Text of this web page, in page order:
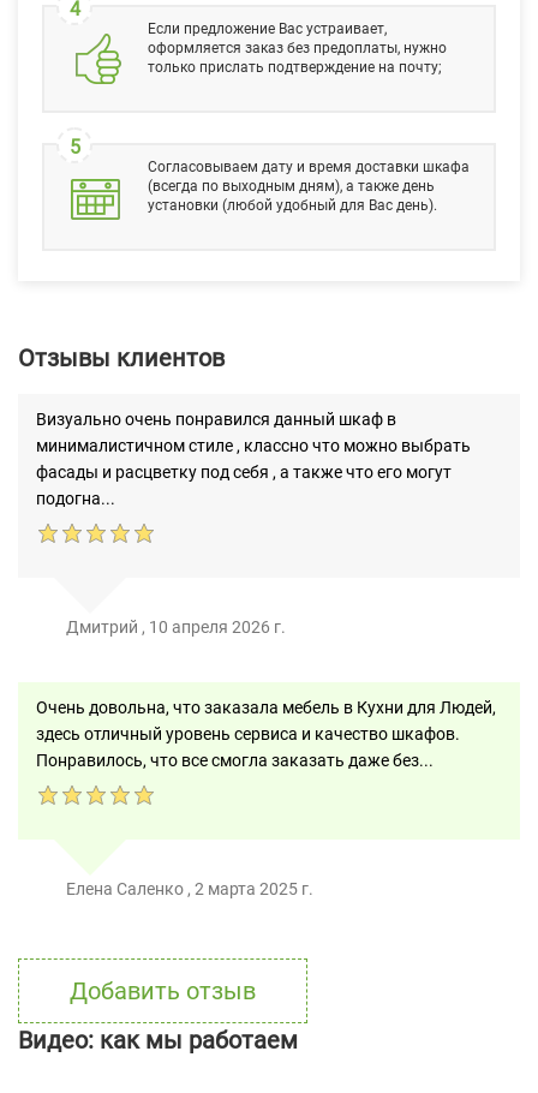
4
Если предложение Вас устраивает,
оформляется заказ без предоплаты, нужно
только прислать подтверждение на почту;
5
Согласовываем дату и время доставки шкафа
(всегда по выходным дням), а также день
установки (любой удобный для Вас день).
Отзывы клиентов
Визуально очень понравился данный шкаф в
минималистичном стиле , классно что можно выбрать
фасады и расцветку под себя , а также что его могут
подогна...
Дмитрий , 10 апреля 2026 г.
Очень довольна, что заказала мебель в Кухни для Людей,
здесь отличный уровень сервиса и качество шкафов.
Понравилось, что все смогла заказать даже без...
Елена Саленко , 2 марта 2025 г.
Добавить отзыв
Видео: как мы работаем